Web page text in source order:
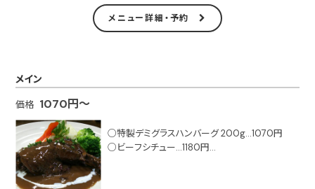
メニュー詳細・予約
メイン
価格 1070円～
○特製デミグラスハンバーグ 200g…1070円
○ビーフシチュー…1180円